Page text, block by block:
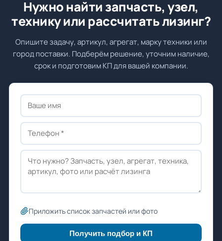
Нужно найти запчасть, узел,
технику или рассчитать лизинг?
Опишите задачу, артикул, агрегат, марку техники или
город поставки. Подберём решение, уточним наличие,
срок и подготовим КП для вашей компании.
Приложить список запчастей или фото
Получить подбор и КП